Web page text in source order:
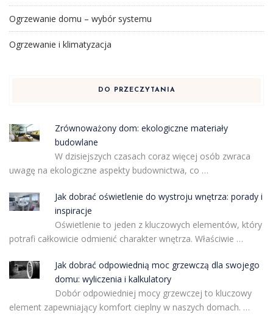
Ogrzewanie domu – wybór systemu
Ogrzewanie i klimatyzacja
DO PRZECZYTANIA
Zrównoważony dom: ekologiczne materiały
budowlane
W dzisiejszych czasach coraz więcej osób zwraca
uwagę na ekologiczne aspekty budownictwa, co …
Jak dobrać oświetlenie do wystroju wnętrza: porady i
inspiracje
Oświetlenie to jeden z kluczowych elementów, który
potrafi całkowicie odmienić charakter wnętrza. Właściwie …
Jak dobrać odpowiednią moc grzewczą dla swojego
domu: wyliczenia i kalkulatory
Dobór odpowiedniej mocy grzewczej to kluczowy
element zapewniający komfort cieplny w naszych domach. …